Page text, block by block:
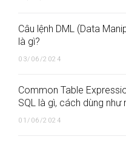
Câu lệnh DML (Data
là gì?
03/06/2024
Common Table
SQL là gì, cách dùng
01/06/2024